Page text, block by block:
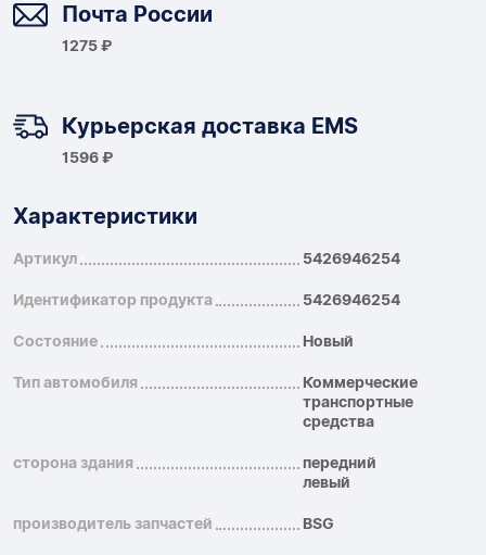
Почта России
1275 ₽
Курьерская доставка EMS
1596 ₽
Характеристики
Артикул 5426946254
Идентификатор продукта 5426946254
Состояние Новый
Тип автомобиля
Коммерческие
транспортные
средства
сторона здания
передний
левый
производитель запчастей BSG